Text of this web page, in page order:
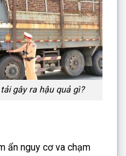
gây ra hậu quả gì?
ẩn nguy cơ va chạm